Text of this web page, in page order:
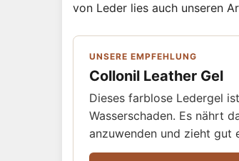
von Leder lies auch unseren
UNSERE EMPFEHLUNG
Collonil Leather Gel
Dieses farblose Ledergel
Wasserschaden. Es nährt
anzuwenden und zieht gut